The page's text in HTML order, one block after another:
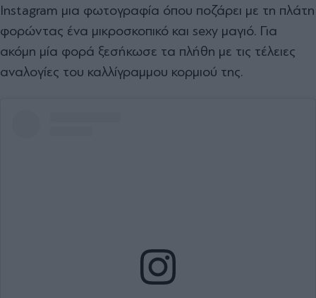
Instagram μια φωτογραφία όπου ποζάρει με τη πλάτη
φορώντας ένα μικροσκοπικό και sexy μαγιό. Για
ακόμη μία φορά ξεσήκωσε τα πλήθη με τις τέλειες
αναλογίες του καλλίγραμμου κορμιού της.